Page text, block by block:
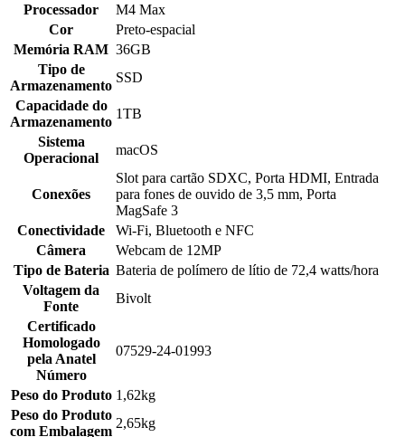
Processador
M4 Max
Cor
Preto-espacial
Memória RAM 36GB
Tipo de
Armazenamento
SSD
Capacidade do
Armazenamento
1TB
Sistema
Operacional
macOS
Conexões
Slot para cartão SDXC, Porta HDMI, Entrada
para fones de ouvido de 3,5 mm, Porta
MagSafe 3
Conectividade
Wi-Fi, Bluetooth e NFC
Câmera
Webcam de 12MP
Tipo de Bateria Bateria de polímero de lítio de 72,4 watts/hora
Voltagem da
Fonte
Bivolt
Certificado
Homologado
pela Anatel
Número
07529-24-01993
Peso do Produto 1,62kg
Peso do Produto
com Embalagem
2,65kg